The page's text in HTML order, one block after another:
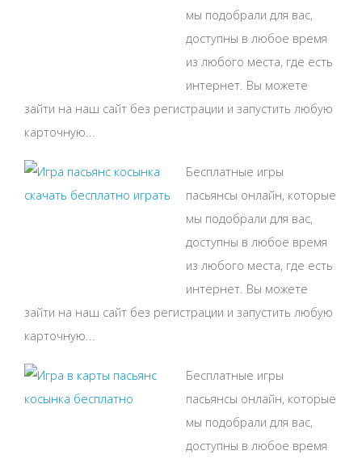
мы подобрали для вас,
доступны в любое время
из любого места, где есть
интернет. Вы можете
зайти на наш сайт без регистрации и запустить любую
карточную...
Бесплатные игры
пасьянсы онлайн, которые
мы подобрали для вас,
доступны в любое время
из любого места, где есть
интернет. Вы можете
зайти на наш сайт без регистрации и запустить любую
карточную...
Бесплатные игры
пасьянсы онлайн, которые
мы подобрали для вас,
доступны в любое время